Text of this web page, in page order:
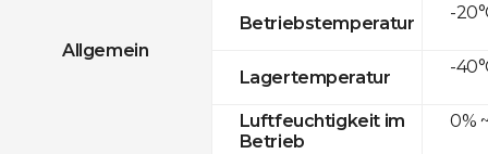
Allgemein
Betriebstemperatur
Lagertemperatur
Luftfeuchtigkeit im
Betrieb
-
-
0%